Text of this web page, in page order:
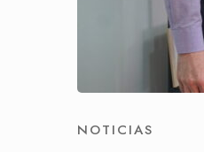
NOTICIAS